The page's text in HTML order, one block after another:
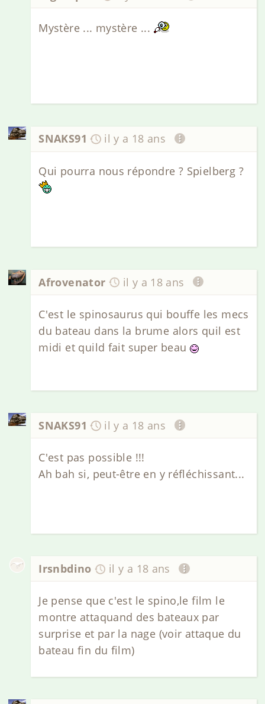
Mystère ... mystère ...
SNAKS91 il y a 18 ans
Qui pourra nous répondre ? Spielberg ?
Afrovenator il y a 18 ans
C'est le spinosaurus qui bouffe les mecs
du bateau dans la brume alors quil est
midi et quild fait super beau
SNAKS91 il y a 18 ans
C'est pas possible !!!
Ah bah si, peut-être en y réfléchissant...
Irsnbdino il y a 18 ans
Je pense que c'est le spino,le film le
montre attaquand des bateaux par
surprise et par la nage (voir attaque du
bateau fin du film)